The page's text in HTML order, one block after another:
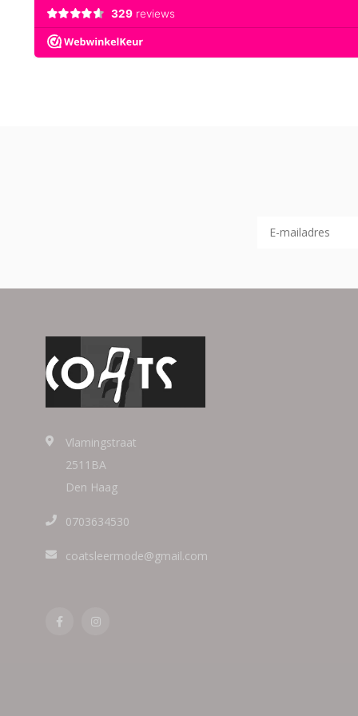
Vlamingstraat
2511BA
Den Haag
0703634530
coatsleermode@gmail.com